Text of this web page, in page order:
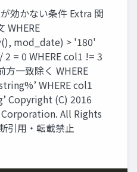
効かない条件 Extra 関
WHERE
mod_date) > '180'
2 = 0 WHERE col1 != 3
一致除く WHERE
WHERE col1
Copyright (C) 2016
All Rights
引用・転載禁止